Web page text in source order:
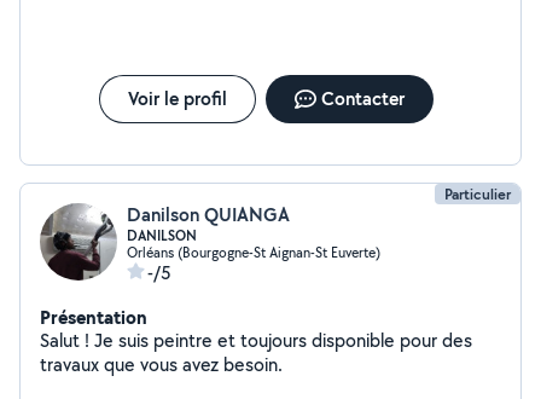
Voir le profil Contacter
Particulier
Danilson QUIANGA
DANILSON
Orléans (Bourgogne-St Aignan-St Euverte)
-/5
Présentation
Salut ! Je suis peintre et toujours disponible pour des
travaux que vous avez besoin.